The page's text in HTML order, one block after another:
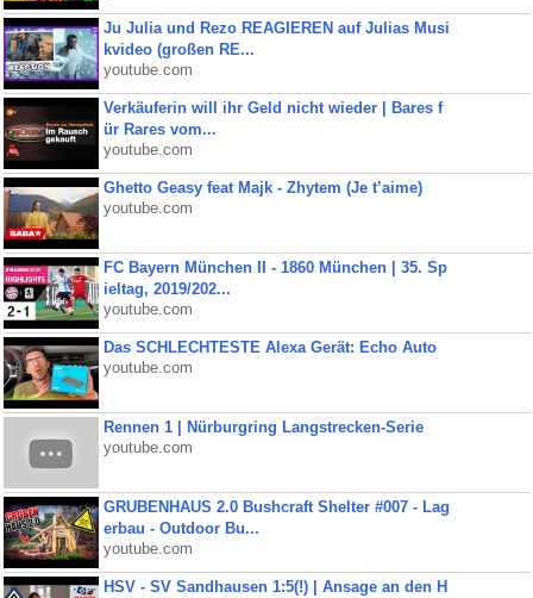
Ju Julia und Rezo REAGIEREN auf Julias Musi
kvideo (großen RE...
youtube.com
Verkäuferin will ihr Geld nicht wieder | Bares f
ür Rares vom...
youtube.com
Ghetto Geasy feat Majk - Zhytem (Je t’aime)
youtube.com
FC Bayern München II - 1860 München | 35. Sp
ieltag, 2019/202...
youtube.com
Das SCHLECHTESTE Alexa Gerät: Echo Auto
youtube.com
Rennen 1 | Nürburgring Langstrecken-Serie
youtube.com
GRUBENHAUS 2.0 Bushcraft Shelter #007 - Lag
erbau - Outdoor Bu...
youtube.com
HSV - SV Sandhausen 1:5(!) | Ansage an den H